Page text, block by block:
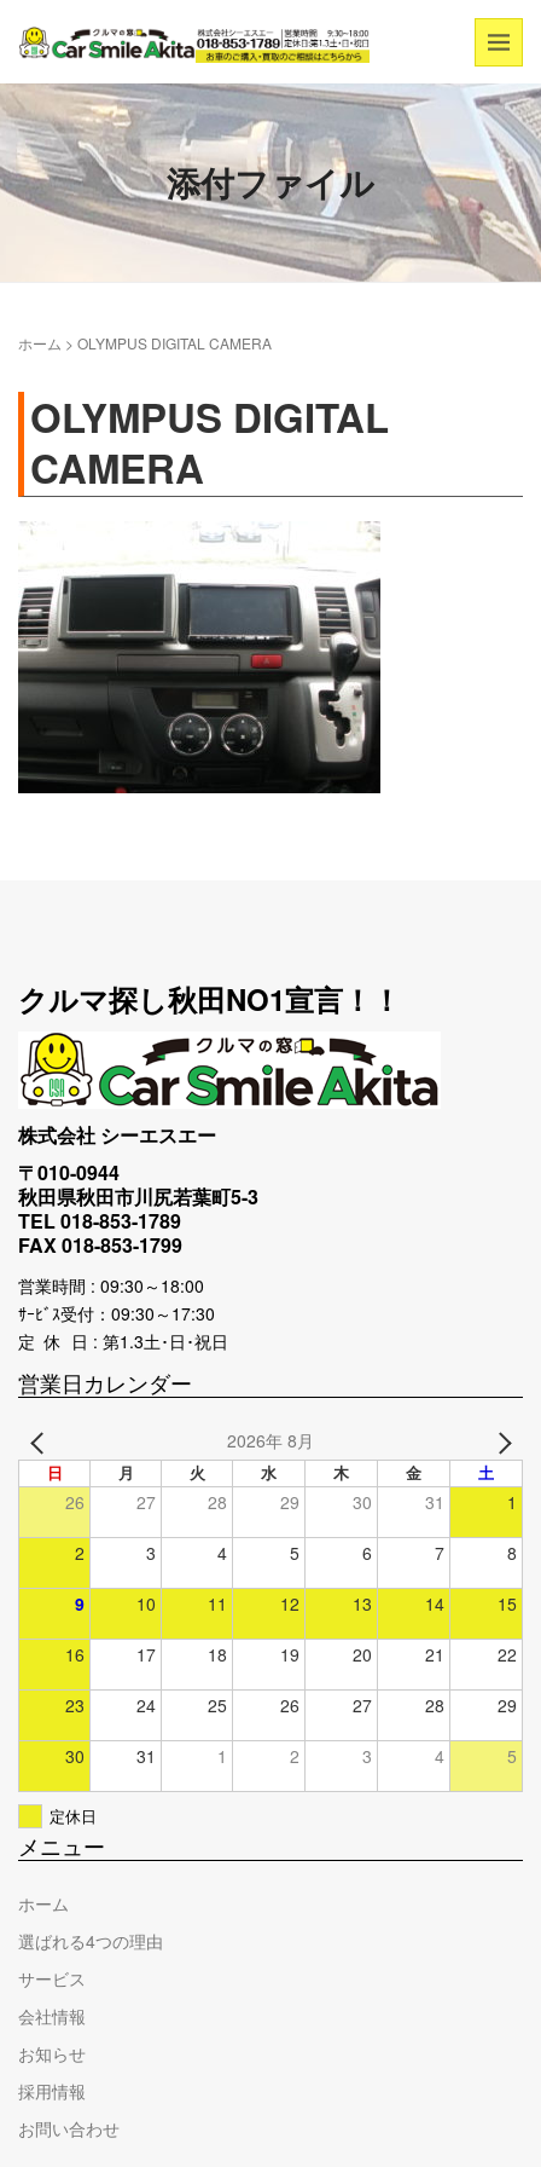
添付ファイル
ホーム > OLYMPUS DIGITAL CAMERA
OLYMPUS DIGITAL
CAMERA
クルマ探し秋田NO1宣言！！
株式会社 シーエスエー
〒010-0944
秋田県秋田市川尻若葉町5-3
TEL 018-853-1789
FAX 018-853-1799
営業時間 : 09:30～18:00
ｻｰﾋﾞｽ受付：09:30～17:30
定 休 日 : 第1.3土･日･祝日
営業日カレンダー
2026年 8月
日 月 火 水 木 金 土
26 27 28 29 30 31 1
2 3 4 5 6 7 8
9 10 11 12 13 14 15
16 17 18 19 20 21 22
23 24 25 26 27 28 29
30 31 1 2 3 4 5
定休日
メニュー
ホーム
選ばれる4つの理由
サービス
会社情報
お知らせ
採用情報
お問い合わせ